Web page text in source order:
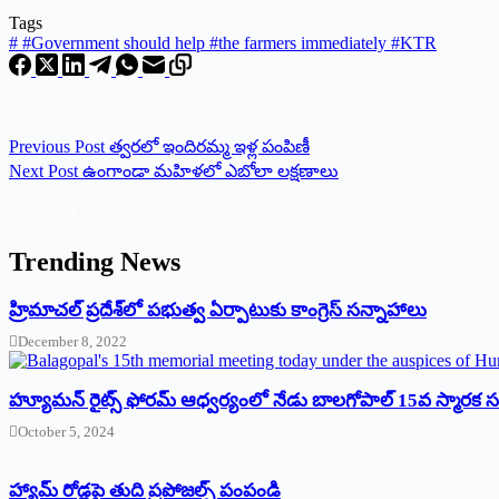
Tags
# #Government should help #the farmers immediately #KTR
Previous Post త్వరలో ఇందిరమ్మ ఇళ్ల పంపిణీ
Next Post ఉంగాండా మహిళలో ఎబోలా లక్షణాలు
Trending News
‌హ్రిమాచల్‌ ‌ప్రదేశ్‌లో పభుత్వ ఏర్పాటుకు కాంగ్రెస్‌ ‌సన్నాహాలు
December 8, 2022
హ్యూమన్‌ రైట్స్‌ ఫోరమ్‌ ఆధ్వర్యంలో నేడు బాలగోపాల్‌ 15వ స్మారక
October 5, 2024
హ్యామ్‌ రోడ్లపై తుది ప్రపోజల్స్‌ పంపండి